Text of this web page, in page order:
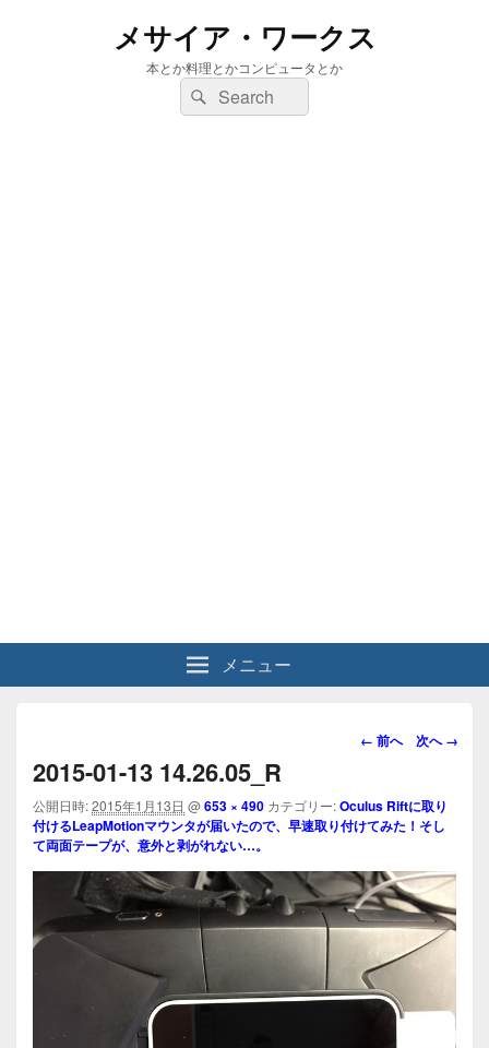
メサイア・ワークス
本とか料理とかコンピュータとか
検
索:
検
索
メニュー
画
ビ
ゲ
シ
ョ
ン
← 前へ 次へ →
2015-01-13 14.26.05_R
公開日時:2015年1月13日 @653 × 490 カテゴリー:Oculus Riftに取り
付けるLeapMotionマウンタが届いたので、早速取り付けてみた！そし
て両面テープが、意外と剥がれない…。